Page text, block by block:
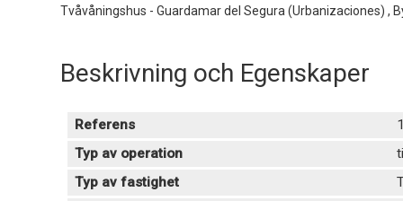
Tvåvåningshus - Guardamar del Segura (Urbanizaciones) ,
Beskrivning och Egenskaper
Referens
Typ av operation
Typ av fastighet